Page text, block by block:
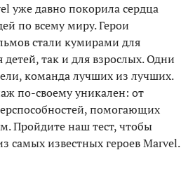
уже давно покорила сердца
по всему миру. Герои
стали кумирами для
так и для взрослых. Одни
команда лучших из лучших.
по-своему уникален: от
помогающих
Пройдите наш тест, чтобы
самых известных героев Marvel.